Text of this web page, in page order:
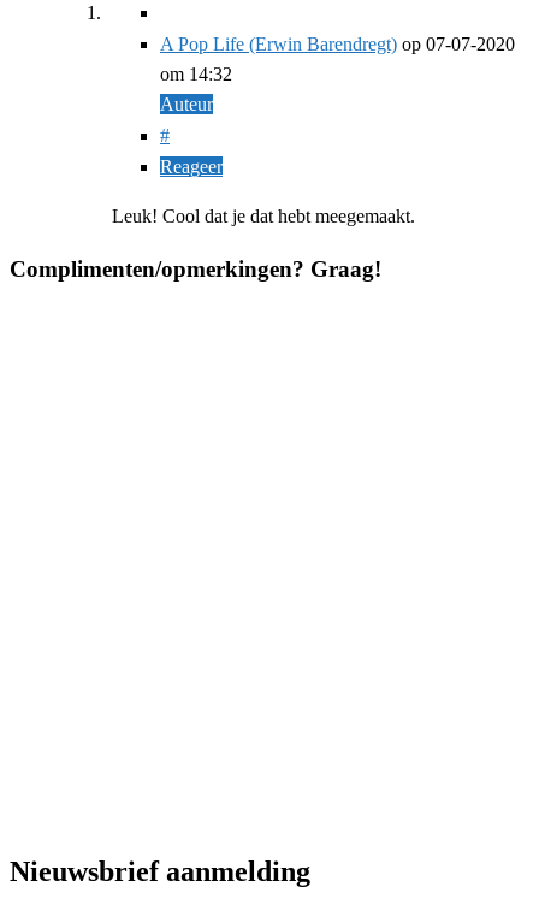
A Pop Life (Erwin Barendregt) op 07-07-2020
om 14:32
Auteur
#
Reageer
Leuk! Cool dat je dat hebt meegemaakt.
Complimenten/opmerkingen? Graag!
Nieuwsbrief aanmelding